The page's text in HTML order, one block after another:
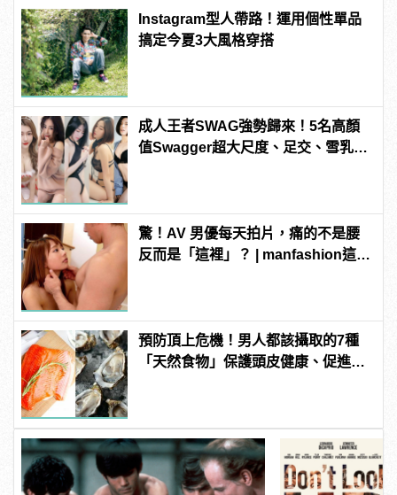
Instagram型人帶路！運用個性單品
搞定今夏3大風格穿搭
成人王者SWAG強勢歸來！5名高顏
值Swagger超大尺度、足交、雪乳、
驚！AV 男優每天拍片，痛的不是腰
反而是「這裡」？ | manfashion這樣
預防頂上危機！男人都該攝取的7種
「天然食物」保護頭皮健康、促進生